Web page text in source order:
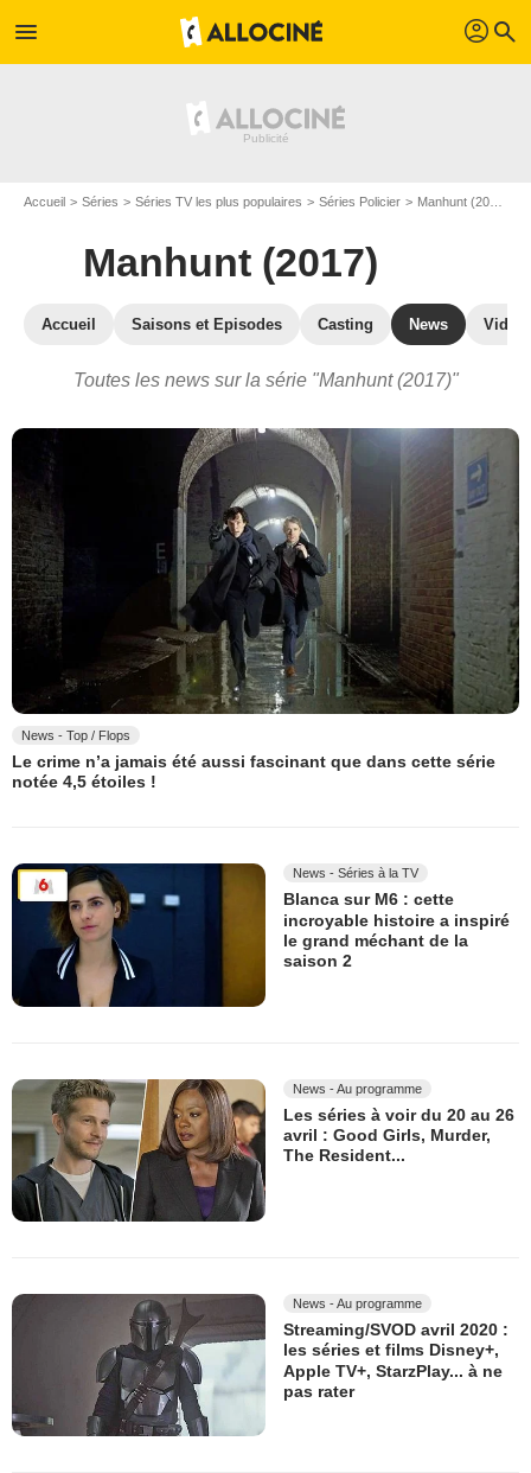
menu profil search
Accueil Séries Séries TV les plus populaires Séries Policier Manhunt (2017)
Manhunt (2017)
Accueil Saisons et Episodes Casting News
Toutes les news sur la série "Manhunt (2017)"
News - Top / Flops
Le crime n’a jamais été aussi fascinant que dans cette série
notée 4,5 étoiles !
News - Séries à la TV
Blanca sur M6 : cette
incroyable histoire a inspiré
le grand méchant de la
saison 2
News - Au programme
Les séries à voir du 20 au 26
avril : Good Girls, Murder,
The Resident...
News - Au programme
Streaming/SVOD avril 2020 :
les séries et films Disney+,
Apple TV+, StarzPlay... à ne
pas rater